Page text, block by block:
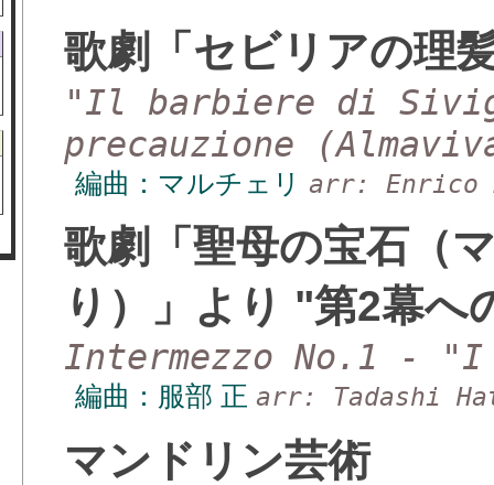
歌劇「セビリアの理
"Il barbiere di
precauzione
編曲：マルチェリ arr: Enrico
歌劇「聖母の宝石（
り）」より "第2幕へ
Intermezzo No.1 -
編曲：服部 正 arr: Tadashi
マンドリン芸術